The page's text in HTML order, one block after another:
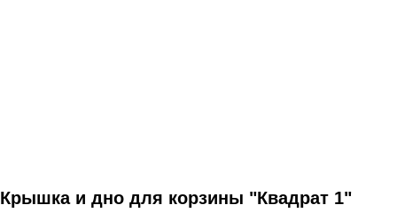
Крышка и дно для корзины "Квадрат 1"